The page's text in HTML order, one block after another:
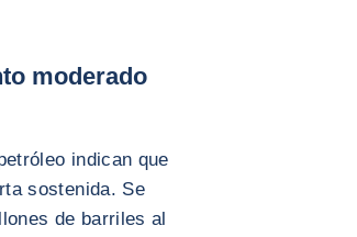
moderado
indican que
sostenida. Se
de barriles al